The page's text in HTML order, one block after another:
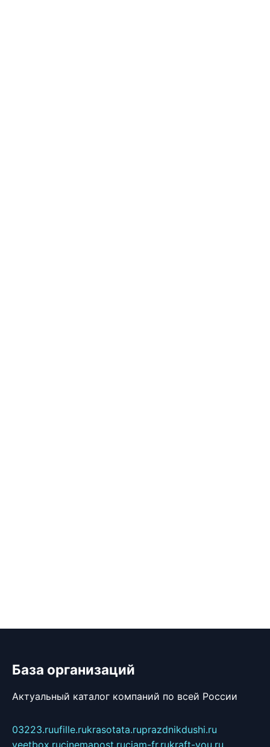
База организаций
Актуальный каталог компаний по всей России
03223.ruufille.rukrasotata.ruprazdnikdushi.ru
veetbox.rucinemapost.ruciam-fr.rukraft-you.ru